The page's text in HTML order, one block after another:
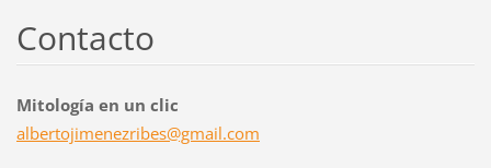
Contacto
Mitología en un clic
albertojimenezribes@gmail.com